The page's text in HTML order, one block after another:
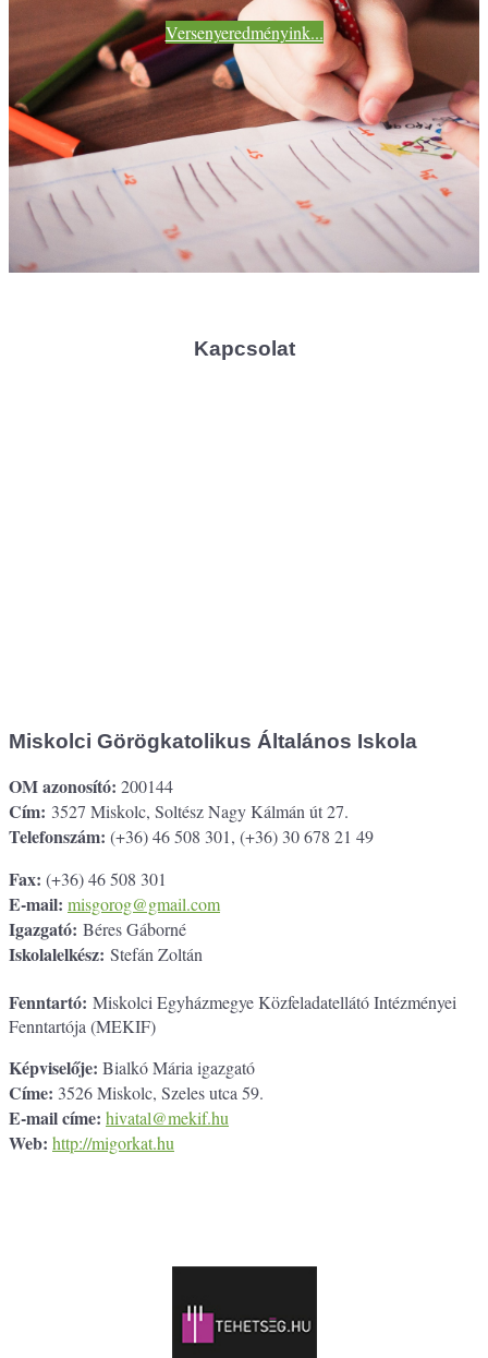
Versenyeredményink...
Kapcsolat
Miskolci Görögkatolikus Általános Iskola
OM azonosító: 200144
Cím: 3527 Miskolc, Soltész Nagy Kálmán út 27.
Telefonszám: (+36) 46 508 301, (+36) 30 678 21 49
Fax: (+36) 46 508 301
E-mail: misgorog@gmail.com
Igazgató: Béres Gáborné
Iskolalelkész: Stefán Zoltán
Fenntartó: Miskolci Egyházmegye Közfeladatellátó Intézményei
Fenntartója (MEKIF)
Képviselője: Bialkó Mária igazgató
Címe: 3526 Miskolc, Szeles utca 59.
E-mail címe: hivatal@mekif.hu
Web: http://migorkat.hu